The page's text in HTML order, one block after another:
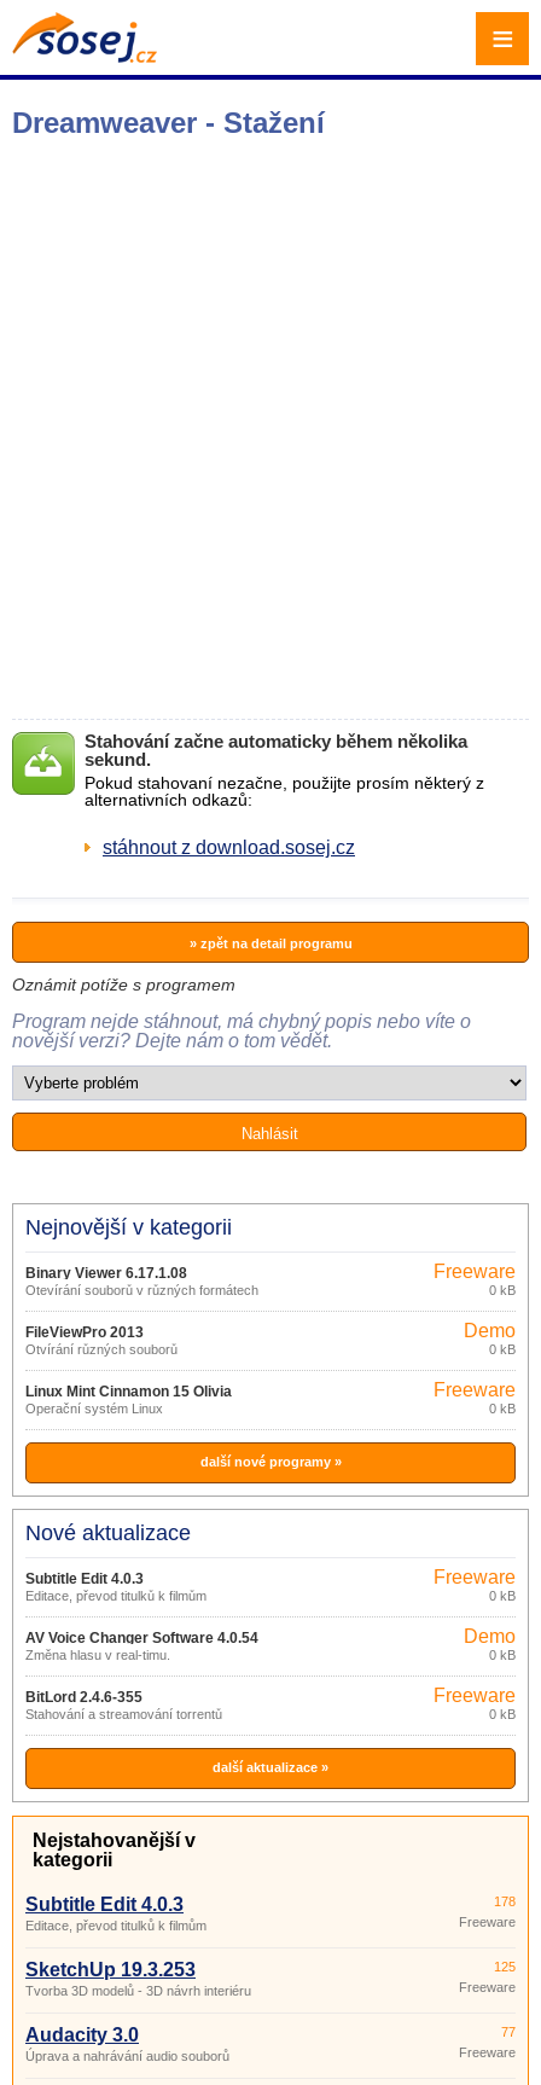
Dreamweaver - Stažení
Stahování začne automaticky během několika
sekund.
Pokud stahovaní nezačne, použijte prosím některý z
alternativních odkazů:
stáhnout z download.sosej.cz
» zpět na detail programu
Oznámit potíže s programem
Program nejde stáhnout, má chybný popis nebo víte o
novější verzi? Dejte nám o tom vědět.
Nejnovější v kategorii
Binary Viewer 6.17.1.08
Otevírání souborů v různých formátech
Freeware
0 kB
FileViewPro 2013
Otvírání různých souborů
Demo
0 kB
Linux Mint Cinnamon 15 Olivia
Operační systém Linux
Freeware
0 kB
další nové programy »
Nové aktualizace
Subtitle Edit 4.0.3
Editace, převod titulků k filmům
Freeware
0 kB
AV Voice Changer Software 4.0.54
Změna hlasu v real-timu.
Demo
0 kB
BitLord 2.4.6-355
Stahování a streamování torrentů
Freeware
0 kB
další aktualizace »
Nejstahovanější v
kategorii
Subtitle Edit 4.0.3
Editace, převod titulků k filmům
178
Freeware
SketchUp 19.3.253
Tvorba 3D modelů - 3D návrh interiéru
125
Freeware
Audacity 3.0
Úprava a nahrávání audio souborů
77
Freeware
≡